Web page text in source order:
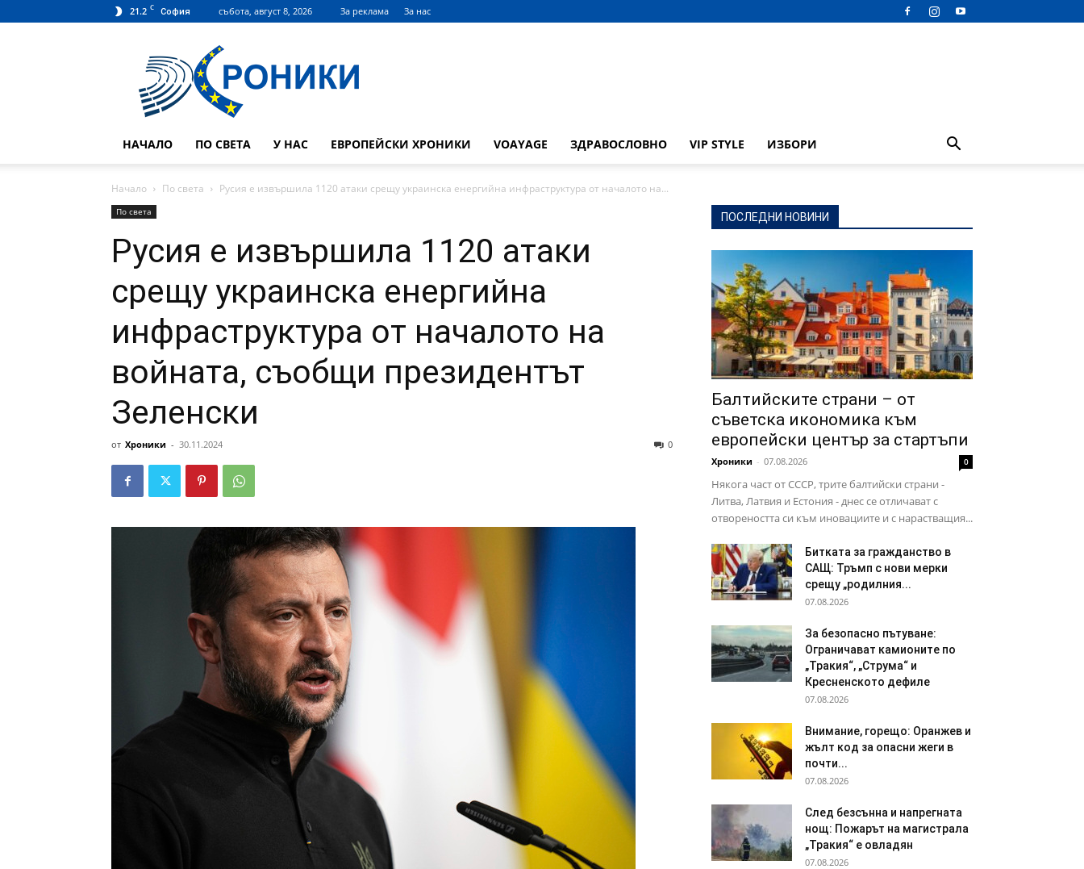
21.2 C София събота, август 8, 2026 За реклама За нас
НАЧАЛО ПО СВЕТА У НАС ЕВРОПЕЙСКИ ХРОНИКИ VOAYAGE ЗДРАВОСЛОВНО VIP STYLE ИЗБОРИ
Начало По света Русия е извършила 1120 атаки срещу украинска енергийна инфраструктура от началото на...
По света
Русия е извършила 1120 атаки
срещу украинска енергийна
инфраструктура от началото на
войната, съобщи президентът
Зеленски
от Хроники - 30.11.2024 0
ПОСЛЕДНИ НОВИНИ
Балтийските страни – от
съветска икономика към
европейски център за стартъпи
Хроники - 07.08.2026 0
Някога част от СССР, трите балтийски страни -
Литва, Латвия и Естония - днес се отличават с
отвореността си към иновациите и с нарастващия...
Битката за гражданство в
САЩ: Тръмп с нови мерки
срещу „родилния...
07.08.2026
За безопасно пътуване:
Ограничават камионите по
„Тракия“, „Струма“ и
Кресненското дефиле
07.08.2026
Внимание, горещо: Оранжев и
жълт код за опасни жеги в
почти...
07.08.2026
След безсънна и напрегната
нощ: Пожарът на магистрала
„Тракия“ е овладян
07.08.2026